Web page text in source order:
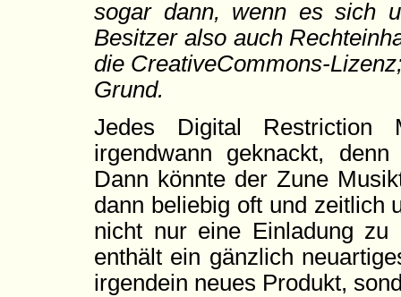
sogar dann, wenn es sich
Besitzer also auch
die CreativeCommons-
Grund.
Jedes Digital Restriction
irgendwann geknackt,
Dann könnte der Zune
dann beliebig oft und zeitlich
nicht nur eine Einladung zu
enthält ein gänzlich
irgendein neues Produkt,